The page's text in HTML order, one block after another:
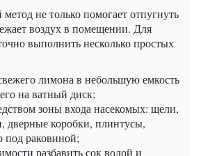
не только помогает отпугнуть
воздух в помещении. Для
выполнить несколько простых
лимона в небольшую емкость
на ватный диск;
зоны входа насекомых: щели,
дверные коробки, плинтусы,
под раковиной;
разбавить сок водой и